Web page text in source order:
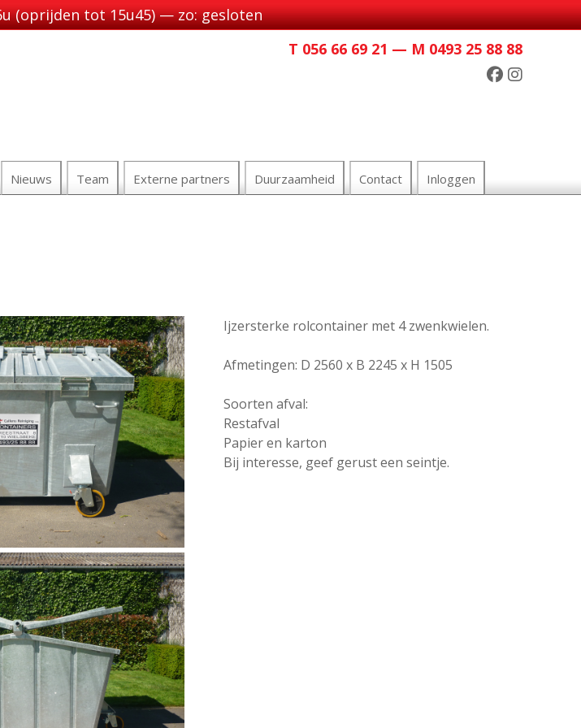
(oprijden tot 15u45) — zo: gesloten
T 056 66 69 21 — M 0493 25 88 88
Nieuws Team Externe partners Duurzaamheid Contact Inloggen
Ijzersterke rolcontainer met 4 zwenkwielen.
Afmetingen: D 2560 x B 2245 x H 1505
Soorten afval:
Restafval
Papier en karton
Bij interesse, geef gerust een seintje.